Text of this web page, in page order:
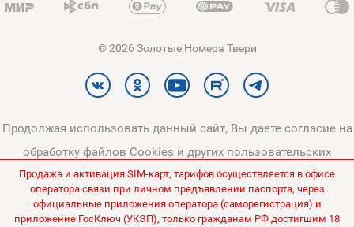
© 2026 Золотые Номера Твери
Продолжая использовать данный сайт, Вы даете согласие на
обработку файлов Cookies и других пользовательских
данных, в соответствии сПолитикой конфиденциальности
Политикой в отношении обработки персональных данных
Все цены на сайте указаны без НДС.
Продажа и активация SIM-карт, тарифов осуществляется в офисе
оператора связи при личном предъявлении паспорта, через
официальные приложения оператора (саморегистрация) и
приложение ГосКлюч (УКЭП), только гражданам РФ достигшим 18